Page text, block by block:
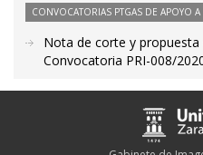
CONVOCATORIAS PTGAS DE APOYO
Nota de corte y propuesta
Convocatoria PRI-008/